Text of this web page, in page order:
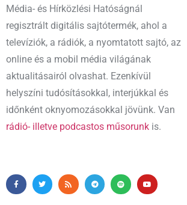
Média- és Hírközlési Hatóságnál
regisztrált digitális sajtótermék, ahol a
televíziók, a rádiók, a nyomtatott sajtó, az
online és a mobil média világának
aktualitásairól olvashat. Ezenkívül
helyszíni tudósításokkal, interjúkkal és
időnként oknyomozásokkal jövünk. Van
rádió- illetve podcastos műsorunk is.